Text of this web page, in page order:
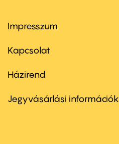
Footer
first
Impresszum
Kapcsolat
Footer
second
Házirend
Jegyvásárlási információk